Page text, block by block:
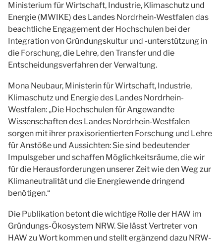
Ministerium für Wirtschaft, Industrie, Klimaschutz und
Energie (MWIKE) des Landes Nordrhein-Westfalen das
beachtliche Engagement der Hochschulen bei der
Integration von Gründungskultur und -unterstützung in
die Forschung, die Lehre, den Transfer und die
Entscheidungsverfahren der Verwaltung.
Mona Neubaur, Ministerin für Wirtschaft, Industrie,
Klimaschutz und Energie des Landes Nordrhein-
Westfalen: „Die Hochschulen für Angewandte
Wissenschaften des Landes Nordrhein-Westfalen
sorgen mit ihrer praxisorientierten Forschung und Lehre
für Anstöße und Aussichten: Sie sind bedeutender
Impulsgeber und schaffen Möglichkeitsräume, die wir
für die Herausforderungen unserer Zeit wie den Weg zur
Klimaneutralität und die Energiewende dringend
benötigen.“
Die Publikation betont die wichtige Rolle der HAW im
Gründungs-Ökosystem NRW. Sie lässt Vertreter von
HAW zu Wort kommen und stellt ergänzend dazu NRW-